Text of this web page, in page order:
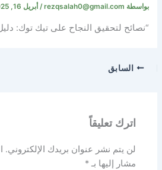
بواسطة rezqsalah0@gmail.com
/ أبريل 16, 2025
“نصائح لتحقيق النجاح على تيك توك:
السابق
اترك تعليقاً
لن يتم نشر عنوان بريدك الإلكتروني.
مشار إليها بـ*